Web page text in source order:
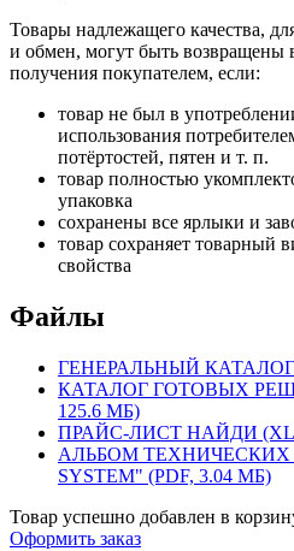
Товары надлежащего качества,
и обмен, могут быть возвращены
получения покупателем, если:
товар не был в
использования
потёртостей, пятен и т. п.
товар полностью
упаковка
сохранены все ярлыки и
товар сохраняет товарный
свойства
Файлы
ГЕНЕРАЛЬНЫЙ КАТАЛОГ
КАТАЛОГ ГОТОВЫХ
125.6 МБ)
ПРАЙС-ЛИСТ НАЙДИ
АЛЬБОМ ТЕХНИЧЕСКИХ
SYSTEM" (PDF, 3.04 МБ)
Товар успешно добавлен в
Оформить заказ